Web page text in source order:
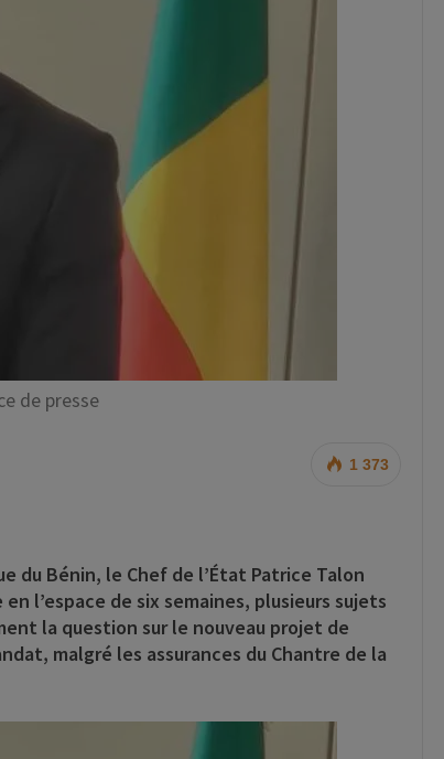
de presse
1 373
du Bénin, le Chef de l’État Patrice Talon
l’espace de six semaines, plusieurs sujets
la question sur le nouveau projet de
malgré les assurances du Chantre de la